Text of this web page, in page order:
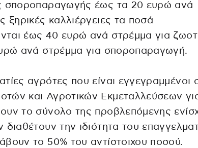
σποροπαραγωγής έως τα 20 ευρώ ανά
ξηρικές καλλιέργειες τα ποσά
έως 40 ευρώ ανά στρέμμα για
ανά στρέμμα για σποροπαραγωγή.
αγρότες που είναι εγγεγραμμένοι
και Αγροτικών Εκμεταλλεύσεων
το σύνολο της προβλεπόμενης
διαθέτουν την ιδιότητα του
το 50% του αντίστοιχου ποσού.